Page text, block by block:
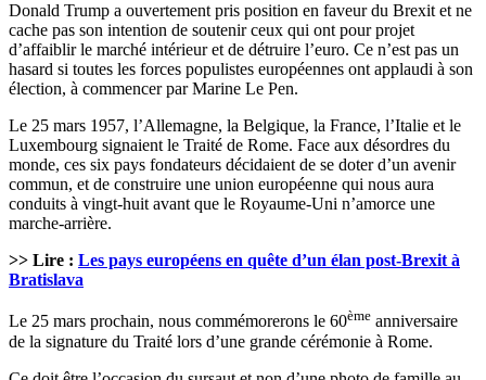
Donald Trump a ouvertement pris position en faveur du Brexit et ne
cache pas son intention de soutenir ceux qui ont pour projet
d’affaiblir le marché intérieur et de détruire l’euro. Ce n’est pas un
hasard si toutes les forces populistes européennes ont applaudi à son
élection, à commencer par Marine Le Pen.
Le 25 mars 1957, l’Allemagne, la Belgique, la France, l’Italie et le
Luxembourg signaient le Traité de Rome. Face aux désordres du
monde, ces six pays fondateurs décidaient de se doter d’un avenir
commun, et de construire une union européenne qui nous aura
conduits à vingt-huit avant que le Royaume-Uni n’amorce une
marche-arrière.
>> Lire : Les pays européens en quête d’un élan post-Brexit à
Bratislava
Le 25 mars prochain, nous commémorerons le 60ème anniversaire
de la signature du Traité lors d’une grande cérémonie à Rome.